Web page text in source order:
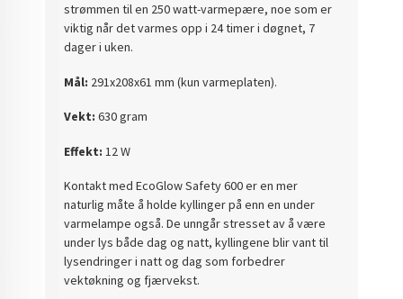
strømmen til en 250 watt-varmepære, noe som er
viktig når det varmes opp i 24 timer i døgnet, 7
dager i uken.
Mål: 291x208x61 mm (kun varmeplaten).
Vekt: 630 gram
Effekt: 12 W
Kontakt med EcoGlow Safety 600 er en mer
naturlig måte å holde kyllinger på enn en under
varmelampe også. De unngår stresset av å være
under lys både dag og natt, kyllingene blir vant til
lysendringer i natt og dag som forbedrer
vektøkning og fjærvekst.